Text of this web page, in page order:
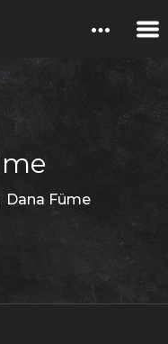
Dana Füme